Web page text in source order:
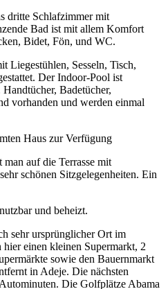
dritte Schlafzimmer mit
Bad ist mit allem Komfort
Bidet, Fön, und WC.
Liegestühlen, Sesseln, Tisch,
Der Indoor-Pool ist
Badetücher,
vorhanden und werden einmal
Haus zur Verfügung
auf die Terrasse mit
schönen Sitzgelegenheiten. Ein
und beheizt.
sehr ursprünglicher Ort im
einen kleinen Supermarkt, 2
sowie den Bauernmarkt
in Adeje. Die nächsten
Die Golfplätze Abama